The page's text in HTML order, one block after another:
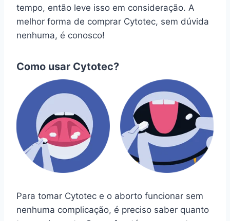
tempo, então leve isso em consideração. A
melhor forma de comprar Cytotec, sem dúvida
nenhuma, é conosco!
Como usar Cytotec?
Para tomar Cytotec e o aborto funcionar sem
nenhuma complicação, é preciso saber quanto